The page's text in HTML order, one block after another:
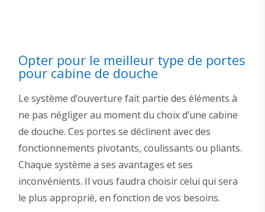
Opter pour le meilleur type de portes
pour cabine de douche
Le système d’ouverture fait partie des éléments à
ne pas négliger au moment du choix d’une cabine
de douche. Ces portes se déclinent avec des
fonctionnements pivotants, coulissants ou pliants.
Chaque système a ses avantages et ses
inconvénients. Il vous faudra choisir celui qui sera
le plus approprié, en fonction de vos besoins.